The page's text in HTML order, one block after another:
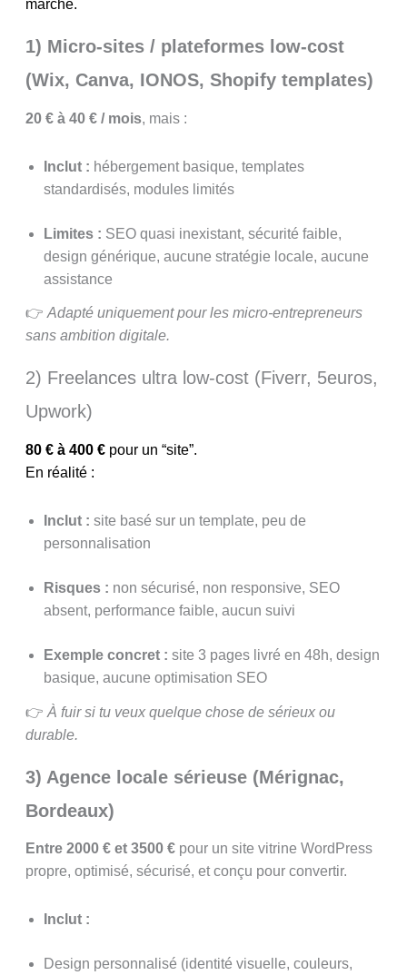
marché.
1) Micro-sites / plateformes low-cost
(Wix, Canva, IONOS, Shopify templates)
20 € à 40 € / mois, mais :
Inclut : hébergement basique, templates
standardisés, modules limités
Limites : SEO quasi inexistant, sécurité faible,
design générique, aucune stratégie locale, aucune
assistance
👉Adapté uniquement pour les micro-entrepreneurs
sans ambition digitale.
2) Freelances ultra low-cost (Fiverr, 5euros,
Upwork)
80 € à 400 €pour un “site”.
En réalité :
Inclut : site basé sur un template, peu de
personnalisation
Risques : non sécurisé, non responsive, SEO
absent, performance faible, aucun suivi
Exemple concret : site 3 pages livré en 48h, design
basique, aucune optimisation SEO
👉 À fuir si tu veux quelque chose de sérieux ou
durable.
3) Agence locale sérieuse (Mérignac,
Bordeaux)
Entre 2000 € et 3500 €pour un site vitrine WordPress
propre, optimisé, sécurisé, et conçu pour convertir.
Inclut :
Design personnalisé (identité visuelle, couleurs,